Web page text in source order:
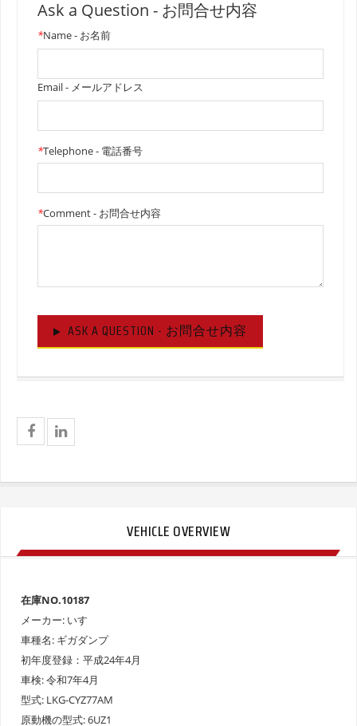
Ask a Question - お問合せ内容
*Name - お名前
Email - メールアドレス
*Telephone - 電話番号
*Comment - お問合せ内容
ASK A QUESTION - お問合せ内容
VEHICLE OVERVIEW
在庫NO.10187
メーカー: いすゞ
車種名: ギガダンプ
初年度登録：平成24年4月
車検: 令和7年4月
型式: LKG-CYZ77AM
原動機の型式: 6UZ1